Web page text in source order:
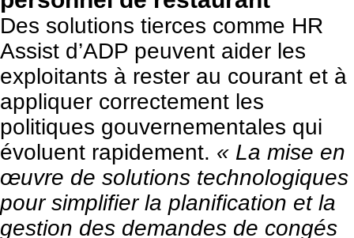
Des solutions tierces comme HR
Assist d’ADP peuvent aider les
exploitants à rester au courant et à
appliquer correctement les
politiques gouvernementales qui
évoluent rapidement. « La mise en
œuvre de solutions technologiques
pour simplifier la planification et la
gestion des demandes de congés